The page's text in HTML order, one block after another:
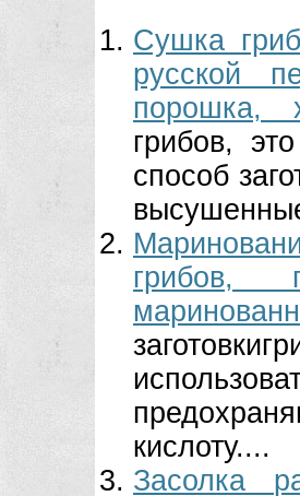
Сушка
русской
порошка,
грибов,
способ
грибов,
кислоту....
Засолка